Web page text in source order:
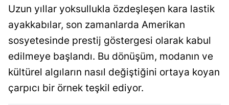
Uzun yıllar yoksullukla özdeşleşen kara lastik
ayakkabılar, son zamanlarda Amerikan
sosyetesinde prestij göstergesi olarak kabul
edilmeye başlandı. Bu dönüşüm, modanın ve
kültürel algıların nasıl değiştiğini ortaya koyan
çarpıcı bir örnek teşkil ediyor.